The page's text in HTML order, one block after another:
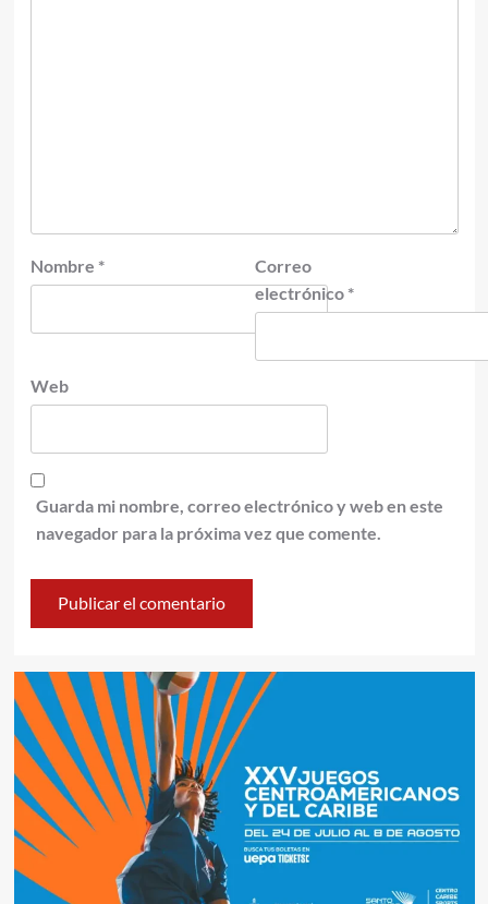
Nombre *
Correo
electrónico *
Web
Guarda mi nombre, correo electrónico y web en este
navegador para la próxima vez que comente.